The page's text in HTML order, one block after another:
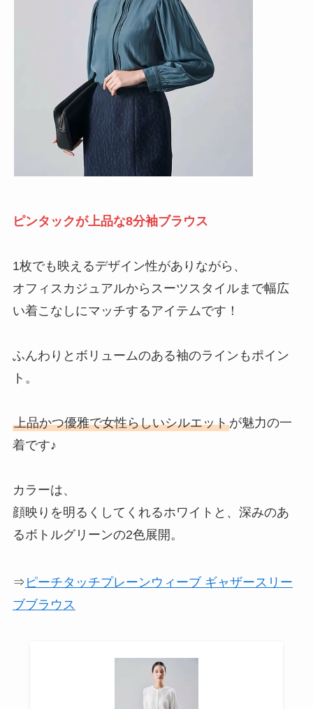
ピンタックが上品な8分袖ブラウス
1枚でも映えるデザイン性がありながら、
オフィスカジュアルからスーツスタイルまで幅広
い着こなしにマッチするアイテムです！
ふんわりとボリュームのある袖のラインもポイン
ト。
上品かつ優雅で女性らしいシルエットが魅力の一
着です♪
カラーは、
顔映りを明るくしてくれるホワイトと、深みのあ
るボトルグリーンの2色展開。
⇒ ピーチタッチプレーンウィーブ ギャザースリー
ブブラウス